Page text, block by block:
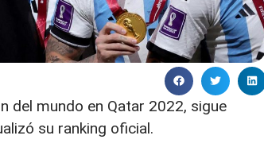
del mundo en Qatar 2022, sigue
su ranking oficial.